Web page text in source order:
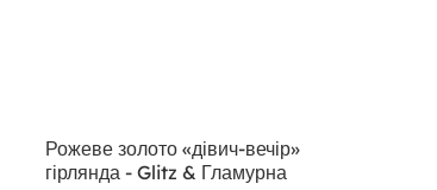
Рожеве золото «дівич-вечір»
гірлянда - Glitz & Гламурна